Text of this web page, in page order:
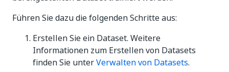
Führen Sie dazu die folgenden Schritte aus:
Erstellen Sie ein Dataset. Weitere
Informationen zum Erstellen von Datasets
finden Sie unterVerwalten von Datasets.